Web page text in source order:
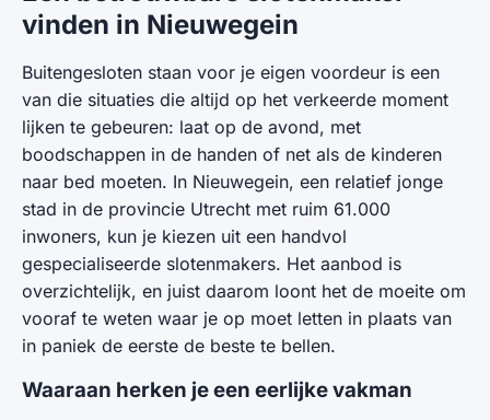
vinden in Nieuwegein
Buitengesloten staan voor je eigen voordeur is een
van die situaties die altijd op het verkeerde moment
lijken te gebeuren: laat op de avond, met
boodschappen in de handen of net als de kinderen
naar bed moeten. In Nieuwegein, een relatief jonge
stad in de provincie Utrecht met ruim 61.000
inwoners, kun je kiezen uit een handvol
gespecialiseerde slotenmakers. Het aanbod is
overzichtelijk, en juist daarom loont het de moeite om
vooraf te weten waar je op moet letten in plaats van
in paniek de eerste de beste te bellen.
Waaraan herken je een eerlijke vakman